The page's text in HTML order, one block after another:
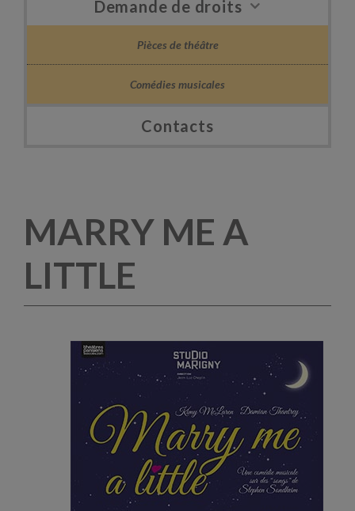
Demande de droits
Pièces de théâtre
Comédies musicales
Contacts
MARRY ME A
LITTLE